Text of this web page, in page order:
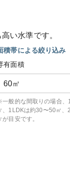
高い水準です。
積帯による絞り込み
有面積
60㎡
般的な間取りの場合、
、1LDKは約30〜50㎡
が目安です。